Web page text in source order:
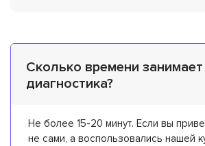
Сколько времени занимает
диагностика?
Не более 15-20 минут. Если вы
не сами, а воспользовались нашей